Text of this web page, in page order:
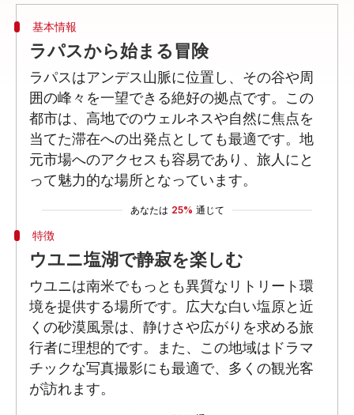
基本情報
ラパスから始まる冒険
ラパスはアンデス山脈に位置し、その谷や周
囲の峰々を一望できる絶好の拠点です。この
都市は、高地でのウェルネスや自然に焦点を
当てた滞在への出発点としても最適です。地
元市場へのアクセスも容易であり、旅人にと
って魅力的な場所となっています。
あなたは 25% 通じて
特徴
ウユニ塩湖で静寂を楽しむ
ウユニは南米でもっとも異質なリトリート環
境を提供する場所です。広大な白い塩原と近
くの砂漠風景は、静けさや広がりを求める旅
行者に理想的です。また、この地域はドラマ
チックな写真撮影にも最適で、多くの観光客
が訪れます。